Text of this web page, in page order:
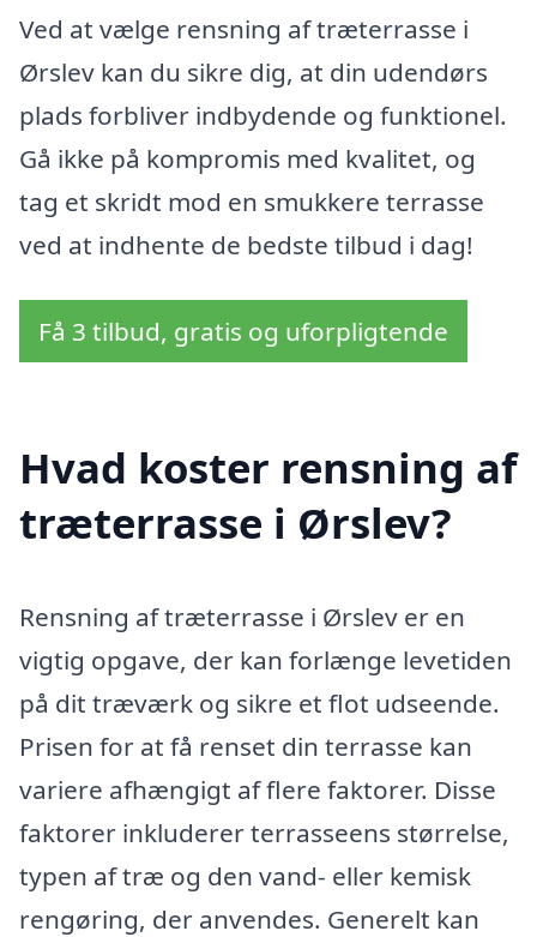
Ved at vælge rensning af træterrasse i
Ørslev kan du sikre dig, at din udendørs
plads forbliver indbydende og funktionel.
Gå ikke på kompromis med kvalitet, og
tag et skridt mod en smukkere terrasse
ved at indhente de bedste tilbud i dag!
Få 3 tilbud, gratis og uforpligtende
Hvad koster rensning af
træterrasse i Ørslev?
Rensning af træterrasse i Ørslev er en
vigtig opgave, der kan forlænge levetiden
på dit træværk og sikre et flot udseende.
Prisen for at få renset din terrasse kan
variere afhængigt af flere faktorer. Disse
faktorer inkluderer terrasseens størrelse,
typen af træ og den vand- eller kemisk
rengøring, der anvendes. Generelt kan